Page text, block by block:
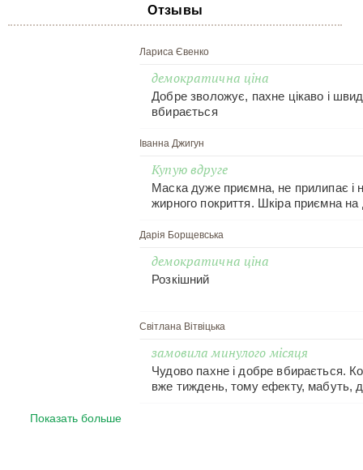
Отзывы
Лариса Євенко
демократична ціна
Добре зволожує, пахне цікаво і
вбирається
Іванна Джигун
Купую вдруге
Маска дуже приємна, не прилипає і
жирного покриття. Шкіра приємна на
Дарія Борщевська
демократична ціна
Розкішний
Світлана Вітвіцька
замовила минулого місяця
Чудово пахне і добре вбирається.
вже тиждень, тому ефекту, мабуть,
Показать больше